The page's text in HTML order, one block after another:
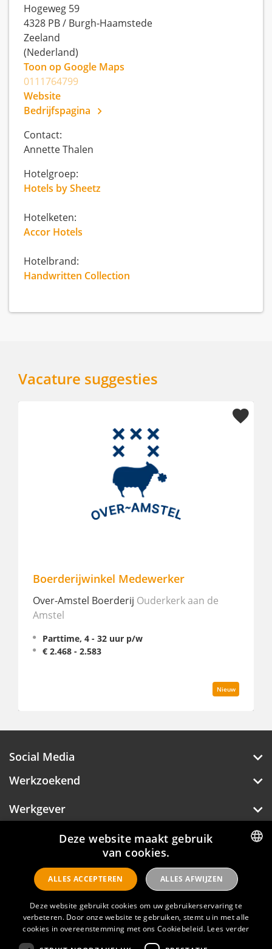
Hogeweg 59
4328 PB/ Burgh-Haamstede
Zeeland
(Nederland)
Toon op Google Maps
0111764799
Website
Bedrijfspagina
Contact:
Annette Thalen
Hotelgroep:
Hotels by Sheetz
Hotelketen:
Accor Hotels
Hotelbrand:
Handwritten Collection
Vacature suggesties
Boerderijwinkel Medewerker
Over-Amstel BoerderijOuderkerk aan de
Amstel
Parttime, 4 - 32 uur p/w
€ 2.468 - 2.583
Social Media
Werkzoekend
Werkgever
Over Hotelprofessionals
Hotelprofessionals
FAQ
DUTCH
ENGLISH
Deze website maakt gebruik
van cookies.
Deze website gebruikt cookies om uw gebruikerservaring te
verbeteren. Door onze website te gebruiken, stemt u in met alle
cookies in overeenstemming met ons Cookiebeleid. Lees verder
ALLES ACCEPTEREN ALLES AFWIJZEN